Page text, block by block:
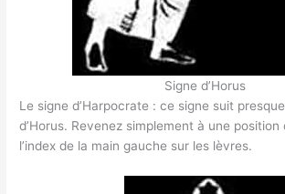
Signe d’Horus
Le signe d’Harpocrate : ce signe suit
d’Horus. Revenez simplement à une
l’index de la main gauche sur les lèvres.